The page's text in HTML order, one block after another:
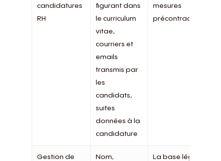
candidatures
RH
figurant dans
le curriculum
vitae,
courriers et
emails
transmis par
les
candidats,
suites
données à la
candidature
mesures
précontractuelles
Gestion de
Nom,
La base légale